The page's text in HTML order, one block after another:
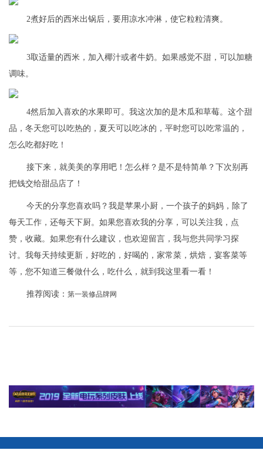
2煮好后的西米出锅后，要用凉水冲淋，使它粒粒清爽。
3取适量的西米，加入椰汁或者牛奶。如果感觉不甜，可以加糖
调味。
4然后加入喜欢的水果即可。我这次加的是木瓜和草莓。这个甜
品，冬天您可以吃热的，夏天可以吃冰的，平时您可以吃常温的，
怎么吃都好吃！
接下来，就美美的享用吧！怎么样？是不是特简单？下次别再
把钱交给甜品店了！
今天的分享您喜欢吗？我是苹果小厨，一个孩子的妈妈，除了
每天工作，还每天下厨。如果您喜欢我的分享，可以关注我，点
赞，收藏。如果您有什么建议，也欢迎留言，我与您共同学习探
讨。我每天持续更新，好吃的，好喝的，家常菜，烘焙，宴客菜等
等，您不知道三餐做什么，吃什么，就到我这里看一看！
推荐阅读： 第一装修品牌网